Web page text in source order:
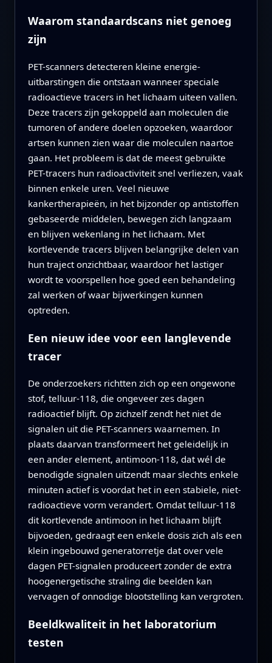
Waarom standaardscans niet genoeg
zijn
PET-scanners detecteren kleine energie-
uitbarstingen die ontstaan wanneer speciale
radioactieve tracers in het lichaam uiteen vallen.
Deze tracers zijn gekoppeld aan moleculen die
tumoren of andere doelen opzoeken, waardoor
artsen kunnen zien waar die moleculen naartoe
gaan. Het probleem is dat de meest gebruikte
PET-tracers hun radioactiviteit snel verliezen, vaak
binnen enkele uren. Veel nieuwe
kankertherapieën, in het bijzonder op antistoffen
gebaseerde middelen, bewegen zich langzaam
en blijven wekenlang in het lichaam. Met
kortlevende tracers blijven belangrijke delen van
hun traject onzichtbaar, waardoor het lastiger
wordt te voorspellen hoe goed een behandeling
zal werken of waar bijwerkingen kunnen
optreden.
Een nieuw idee voor een langlevende
tracer
De onderzoekers richtten zich op een ongewone
stof, telluur-118, die ongeveer zes dagen
radioactief blijft. Op zichzelf zendt het niet de
signalen uit die PET-scanners waarnemen. In
plaats daarvan transformeert het geleidelijk in
een ander element, antimoon-118, dat wél de
benodigde signalen uitzendt maar slechts enkele
minuten actief is voordat het in een stabiele, niet-
radioactieve vorm verandert. Omdat telluur-118
dit kortlevende antimoon in het lichaam blijft
bijvoeden, gedraagt een enkele dosis zich als een
klein ingebouwd generatorretje dat over vele
dagen PET-signalen produceert zonder de extra
hoogenergetische straling die beelden kan
vervagen of onnodige blootstelling kan vergroten.
Beeldkwaliteit in het laboratorium
testen